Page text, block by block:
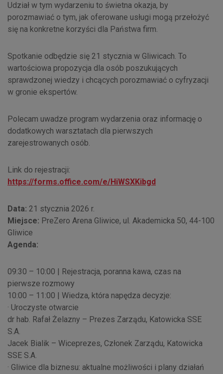
Udział w tym wydarzeniu to świetna okazja, by
porozmawiać o tym, jak oferowane usługi mogą przełożyć
się na konkretne korzyści dla Państwa firm.
Spotkanie odbędzie się 21 stycznia w Gliwicach. To
wartościowa propozycja dla osób poszukujących
sprawdzonej wiedzy i chcących porozmawiać o cyfryzacji
w gronie ekspertów.
Polecam uwadze program wydarzenia oraz informację o
dodatkowych warsztatach dla pierwszych
zarejestrowanych osób.
Link do rejestracji:
https://forms.office.com/e/HiWSXKibgd
Data: 21 stycznia 2026 r.
Miejsce: PreZero Arena Gliwice, ul. Akademicka 50, 44-100
Gliwice
Agenda:
09:30 – 10:00 | Rejestracja, poranna kawa, czas na
pierwsze rozmowy
10:00 – 11:00 | Wiedza, która napędza decyzje:
· Uroczyste otwarcie
dr hab. Rafał Żelazny – Prezes Zarządu, Katowicka SSE
S.A.
Jacek Bialik – Wiceprezes, Członek Zarządu, Katowicka
SSE S.A.
· Gliwice dla biznesu: aktualne możliwości i plany działań